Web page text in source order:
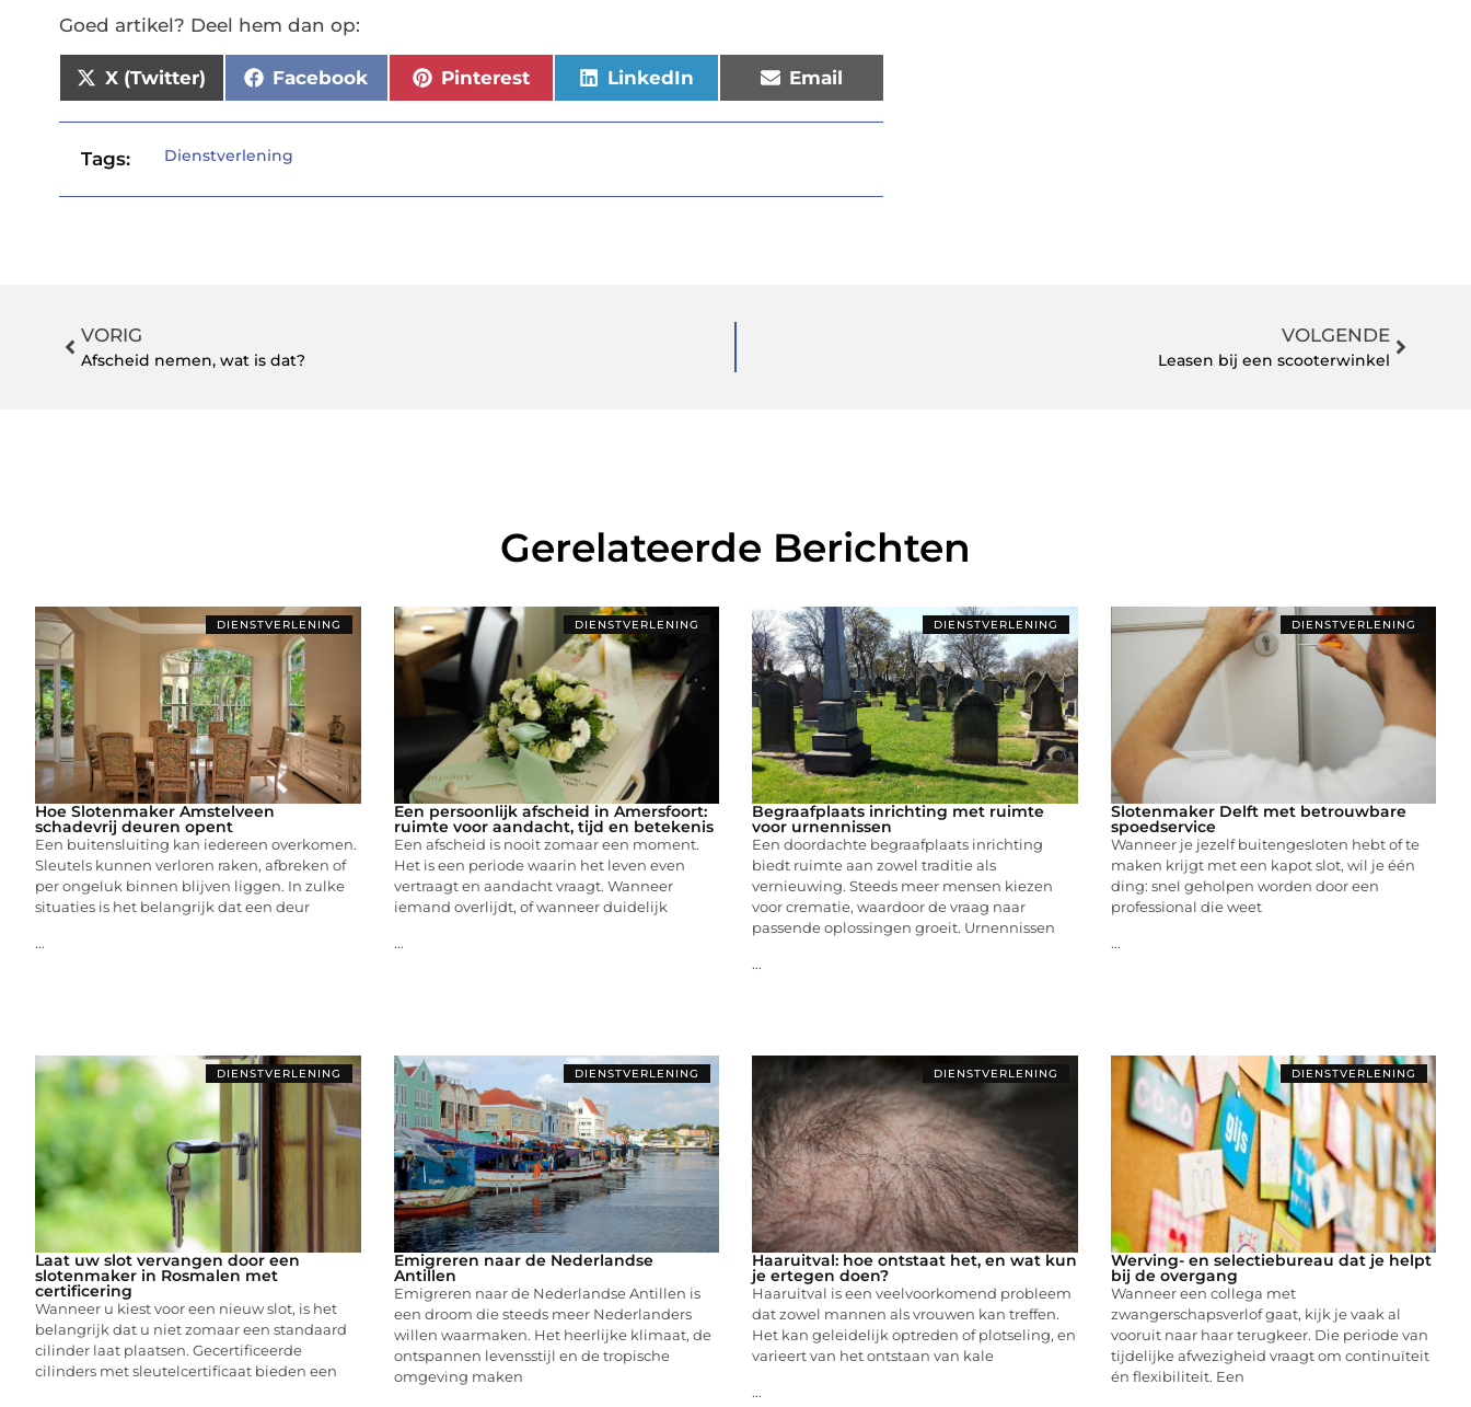
Goed artikel? Deel hem dan op:
X (Twitter) Facebook Pinterest LinkedIn Email
Tags: Dienstverlening
VORIG
Afscheid nemen, wat is dat?
VOLGENDE
Leasen bij een scooterwinkel
Gerelateerde Berichten
DIENSTVERLENING
Hoe Slotenmaker Amstelveen
schadevrij deuren opent
Een buitensluiting kan iedereen overkomen.
Sleutels kunnen verloren raken, afbreken of
per ongeluk binnen blijven liggen. In zulke
situaties is het belangrijk dat een deur
...
DIENSTVERLENING
Een persoonlijk afscheid in Amersfoort:
ruimte voor aandacht, tijd en betekenis
Een afscheid is nooit zomaar een moment.
Het is een periode waarin het leven even
vertraagt en aandacht vraagt. Wanneer
iemand overlijdt, of wanneer duidelijk
...
DIENSTVERLENING
Begraafplaats inrichting met ruimte
voor urnennissen
Een doordachte begraafplaats inrichting
biedt ruimte aan zowel traditie als
vernieuwing. Steeds meer mensen kiezen
voor crematie, waardoor de vraag naar
passende oplossingen groeit. Urnennissen
...
DIENSTVERLENING
Slotenmaker Delft met betrouwbare
spoedservice
Wanneer je jezelf buitengesloten hebt of te
maken krijgt met een kapot slot, wil je één
ding: snel geholpen worden door een
professional die weet
...
DIENSTVERLENING
Laat uw slot vervangen door een
slotenmaker in Rosmalen met
certificering
Wanneer u kiest voor een nieuw slot, is het
belangrijk dat u niet zomaar een standaard
cilinder laat plaatsen. Gecertificeerde
cilinders met sleutelcertificaat bieden een
DIENSTVERLENING
Emigreren naar de Nederlandse
Antillen
Emigreren naar de Nederlandse Antillen is
een droom die steeds meer Nederlanders
willen waarmaken. Het heerlijke klimaat, de
ontspannen levensstijl en de tropische
omgeving maken
DIENSTVERLENING
Haaruitval: hoe ontstaat het, en wat kun
je ertegen doen?
Haaruitval is een veelvoorkomend probleem
dat zowel mannen als vrouwen kan treffen.
Het kan geleidelijk optreden of plotseling, en
varieert van het ontstaan van kale
...
DIENSTVERLENING
Werving- en selectiebureau dat je helpt
bij de overgang
Wanneer een collega met
zwangerschapsverlof gaat, kijk je vaak al
vooruit naar haar terugkeer. Die periode van
tijdelijke afwezigheid vraagt om continuïteit
én flexibiliteit. Een